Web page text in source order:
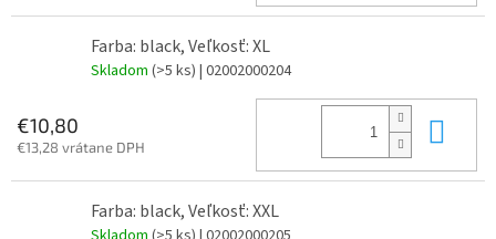
Farba: black, Veľkosť: XL
Skladom (>5 ks) | 02002000204
€10,80
€13,28 vrátane DPH
Farba: black, Veľkosť: XXL